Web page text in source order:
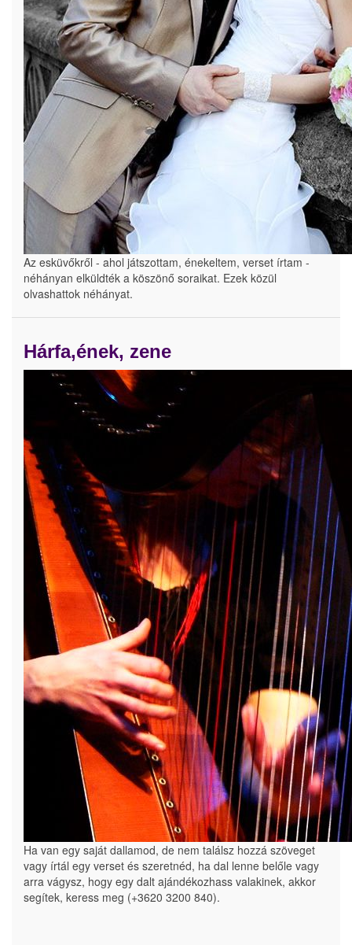
Az esküvőkről - ahol játszottam, énekeltem, verset írtam -
néhányan elküldték a köszönő soraikat. Ezek közül
olvashattok néhányat.
Hárfa,ének, zene
Ha van egy saját dallamod, de nem találsz hozzá szöveget
vagy írtál egy verset és szeretnéd, ha dal lenne belőle vagy
arra vágysz, hogy egy dalt ajándékozhass valakinek, akkor
segítek, keress meg (+3620 3200 840).